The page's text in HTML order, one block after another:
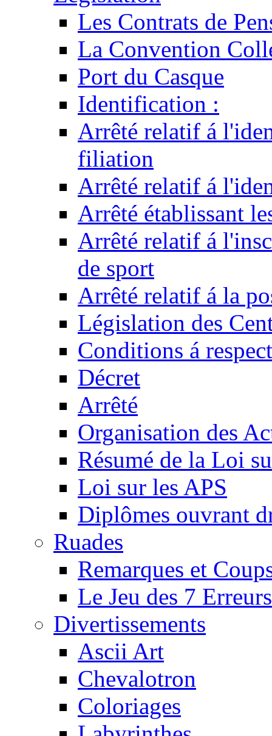
Les Contrats de
La Convention
Port du Casque
Identification :
Arrêté relatif á
filiation
Arrêté relatif á
Arrêté établissant
Arrêté relatif á
de sport
Arrêté relatif á la
Législation des
Conditions á
Décret
Arrêté
Organisation des
Résumé de la Loi
Loi sur les APS
Diplômes ouvrant
Ruades
Remarques et
Le Jeu des 7 Erreurs
Divertissements
Ascii Art
Chevalotron
Coloriages